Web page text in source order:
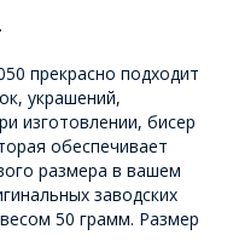
прекрасно подходит
украшений,
изготовлении, бисер
обеспечивает
размера в вашем
заводских
50 грамм. Размер